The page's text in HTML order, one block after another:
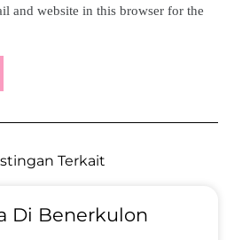
and website in this browser for the
Terkait
Di Benerkulon